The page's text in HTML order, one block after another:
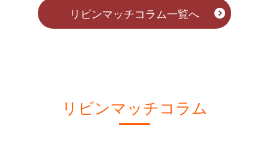
リビンマッチコラム一覧へ
リビンマッチコラム